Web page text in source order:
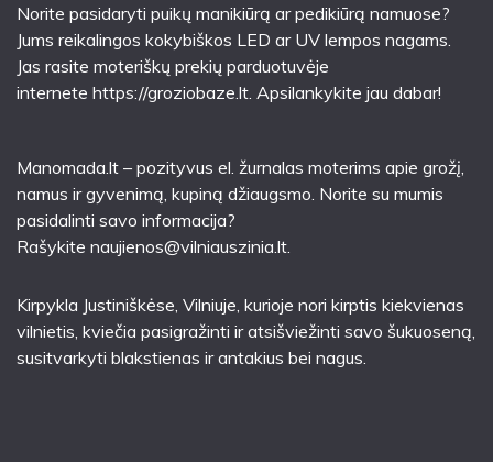
Norite pasidaryti puikų manikiūrą ar pedikiūrą namuose?
Jums reikalingos kokybiškos LED ar UV lempos nagams.
Jas rasite moteriškų prekių parduotuvėje
internete https://groziobaze.lt . Apsilankykite jau dabar!
Manomada.lt – pozityvus el. žurnalas moterims apie grožį,
namus ir gyvenimą, kupiną džiaugsmo. Norite su mumis
pasidalinti savo informacija?
Rašykite naujienos@vilniauszinia.lt.
Kirpykla Justiniškėse, Vilniuje, kurioje nori kirptis kiekvienas
vilnietis, kviečia pasigražinti ir atsišviežinti savo šukuoseną,
susitvarkyti blakstienas ir antakius bei nagus.